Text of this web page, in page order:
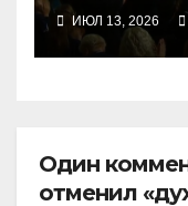
ИЮЛ 13, 2026
Один
отменил